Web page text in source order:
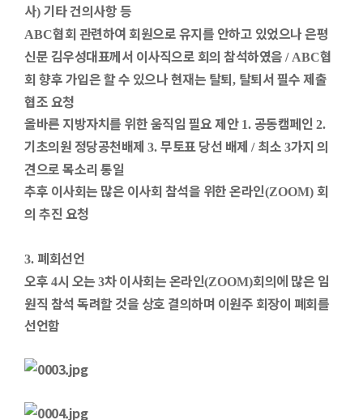
사) 기타 건의사항 등
ABC협회 관련하여 회원으로 유지를 안하고 있었으나 은평
신문 김우성대표께서 이사직으로 회의 참석하였음 / ABC협
회 향후 가입은 할 수 있으나 현재는 탈퇴, 탈퇴서 필수 제출
협조 요청
올바른 지방자치를 위한 움직임 필요 제안 1. 공동캠페인 2.
기초의원 정당공천배제 3. 무토표 당선 배제 / 최소 3가지 의
견으로 목소리 통일
추후 이사회는 많은 이사회 참석을 위한 온라인(ZOOM) 회
의 추진 요청
3. 폐회선언
오후 4시 오는 3차 이사회는 온라인(ZOOM)회의에 많은 임
원직 참석 독려할 것을 상호 결의하며 이원주 회장이 폐회를
선언함